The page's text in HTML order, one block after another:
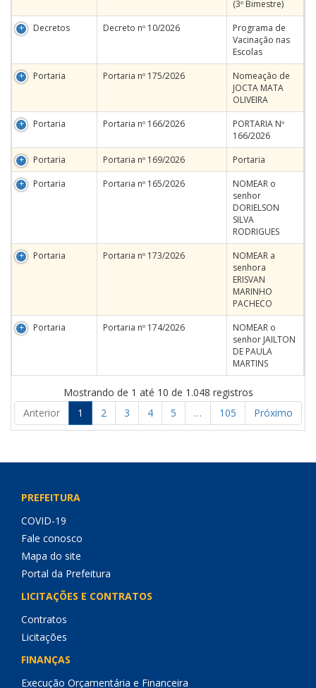
(3º Bimestre)
Decretos
Decreto nº 10/2026
Programa de
Vacinação nas
Escolas
Portaria
Portaria nº 175/2026
Nomeação de
JOCTA MATA
OLIVEIRA
Portaria
Portaria nº 166/2026
PORTARIA Nº
166/2026
Portaria
Portaria nº 169/2026
Portaria
Portaria
Portaria nº 165/2026
NOMEAR o
senhor
DORIELSON
SILVA
RODRIGUES
Portaria
Portaria nº 173/2026
NOMEAR a
senhora
ERISVAN
MARINHO
PACHECO
Portaria
Portaria nº 174/2026
NOMEAR o
senhor JAILTON
DE PAULA
MARTINS
Mostrando de 1 até 10 de 1.048 registros
Anterior
1 2 3 4 5 … 105 Próximo
PREFEITURA
COVID-19
Fale conosco
Mapa do site
Portal da Prefeitura
LICITAÇÕES E CONTRATOS
Contratos
Licitações
FINANÇAS
Execução Orçamentária e Financeira